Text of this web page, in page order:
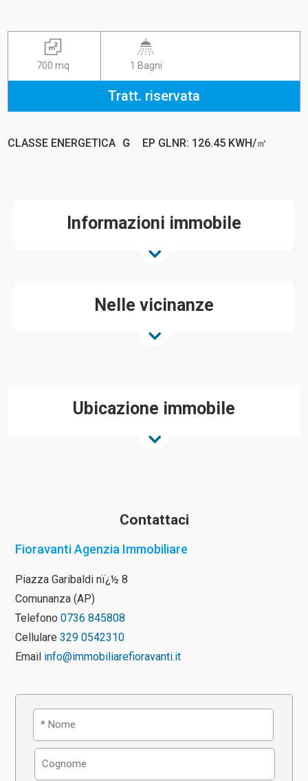
700 mq 1 Bagni
Tratt. riservata
CLASSE ENERGETICA G EP GLNR: 126.45 KWH/㎡
Informazioni immobile
Nelle vicinanze
Ubicazione immobile
Contattaci
Fioravanti Agenzia Immobiliare
Piazza Garibaldi nï¿½ 8
Comunanza (AP)
Telefono 0736 845808
Cellulare 329 0542310
Email info@immobiliarefioravanti.it